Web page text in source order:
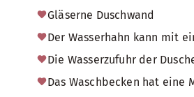
Gläserne Duschwand
Der Wasserhahn kann mit
Die Wasserzufuhr der
Das Waschbecken hat eine